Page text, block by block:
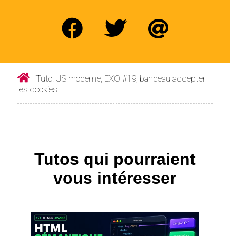
Tuto. JS moderne, EXO #19, bandeau accepter
les cookies
Tutos qui pourraient
vous intéresser